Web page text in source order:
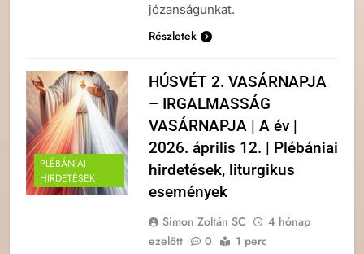
józanságunkat.
Részletek
PLÉBÁNIAI
HIRDETÉSEK
HÚSVÉT 2. VASÁRNAPJA
– IRGALMASSÁG
VASÁRNAPJA | A év |
2026. április 12. | Plébániai
hirdetések, liturgikus
események
Simon Zoltán SC
4 hónap
ezelőtt
0 1 perc